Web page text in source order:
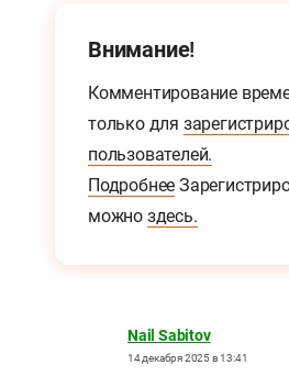
Внимание!
Комментирование
только для
пользователей.
Подробнее
можно здесь.
Nail Sabitov
14 декабря 2025 в 13:41